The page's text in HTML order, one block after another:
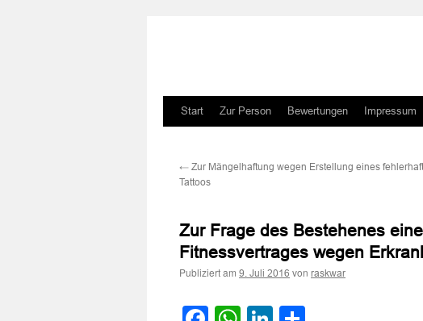
Zum
springen
Start Zur Person Bewertungen Impressum
← Zur Mängelhaftung wegen Erstellung eines
Tattoos
Zur Frage des Bestehenes
Fitnessvertrages wegen
Publiziert am 9. Juli 2016 von raskwar